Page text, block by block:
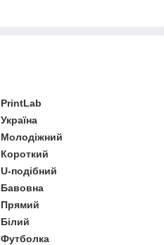
PrintLab
Україна
Молодіжний
Короткий
U-подібний
Бавовна
Прямий
Білий
Футболка